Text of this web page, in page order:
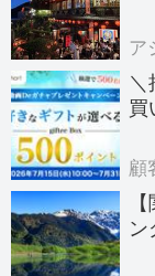
ア
＼
買
顧
ン